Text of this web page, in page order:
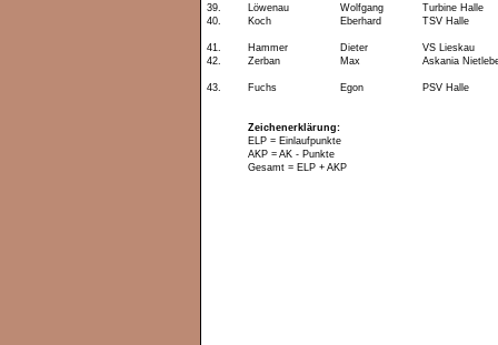
39. Löwenau Wolfgang
Turbine Halle
40.
Koch Eberhard TSV Halle
41. Hammer Dieter
VS Lieskau
42.
Zerban Max Askania
43. Fuchs Egon PSV Halle
Zeichenerklärung:
ELP = Einlaufpunkte
AKP = AK - Punkte
Gesamt = ELP + AKP